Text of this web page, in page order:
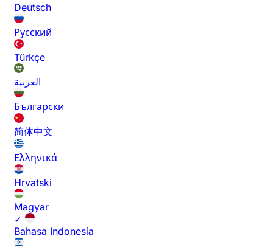
Deutsch
Русский
Türkçe
العربية
Български
简体中文
Ελληνικά
Hrvatski
Magyar
✓
Bahasa Indonesia